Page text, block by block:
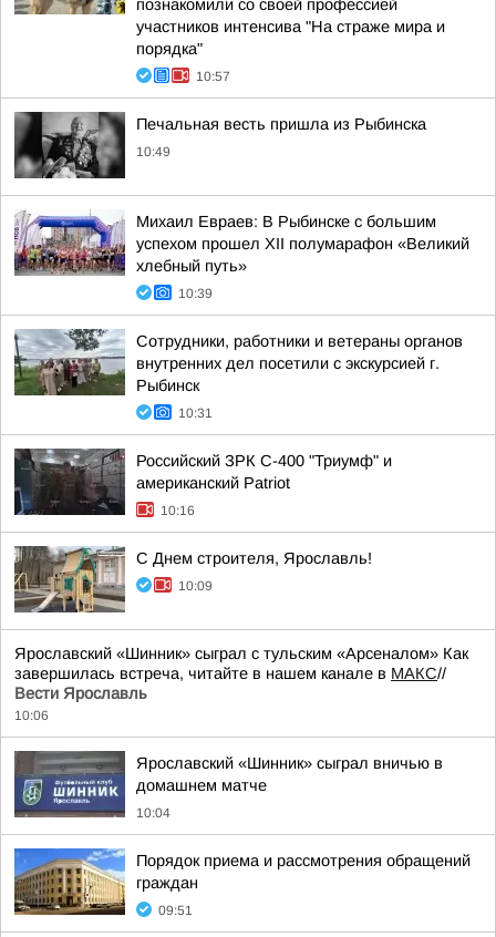
познакомили со своей профессией
участников интенсива "На страже мира и
порядка"
10:57
Печальная весть пришла из Рыбинска
10:49
Михаил Евраев: В Рыбинске с большим
успехом прошел XII полумарафон «Великий
хлебный путь»
10:39
Сотрудники, работники и ветераны органов
внутренних дел посетили с экскурсией г.
Рыбинск
10:31
Российский ЗРК С-400 "Триумф" и
американский Patriot
10:16
С Днем строителя, Ярославль!
10:09
Ярославский «Шинник» сыграл с тульским «Арсеналом» Как
завершилась встреча, читайте в нашем канале в МАКС//
Вести Ярославль
10:06
Ярославский «Шинник» сыграл вничью в
домашнем матче
10:04
Порядок приема и рассмотрения обращений
граждан
09:51